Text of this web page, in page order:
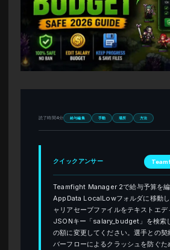
読了時間4分 給与編集 手動 場所 方法
クイックアンサー
Teamfight Manager 2で給与予算を編
AppData LocalLowフォルダに移動
ャリアセーブファイルをテキストエデ
JSONキー「salary_budget」を検索
の額に変更してください。選手との契
バーフローによるクラッシュを防ぐた